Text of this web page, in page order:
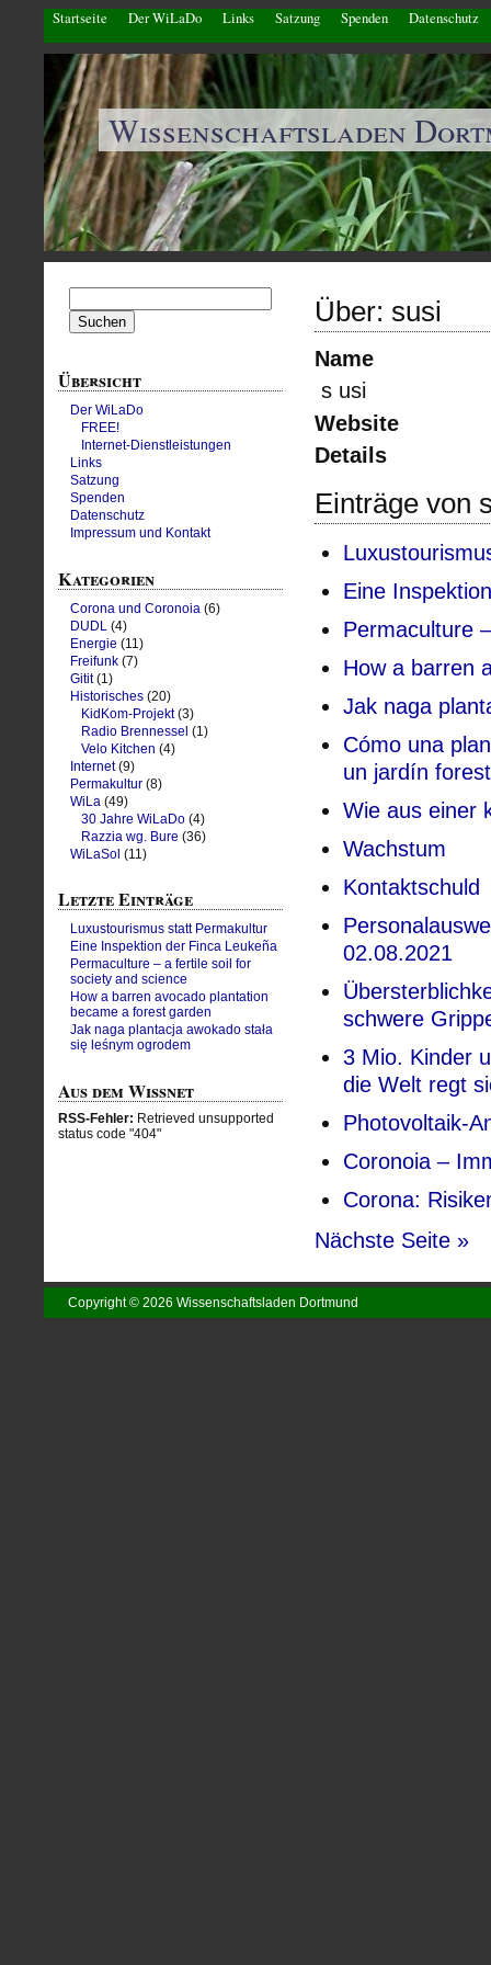
Startseite Der WiLaDo Links Satzung Spenden Datenschutz
Wissenschaftsladen
Über: susi
Name
s usi
Website
Details
Einträge von
Eine
Permaculture
How a barren
Jak naga
Cómo una
un jardín
Wie aus einer
Wachstum
Kontaktschuld
02.08.2021
schwere
3 Mio. Kinder
die Welt regt
Photovoltaik-
Coronoia –
Corona:
Nächste Seite »
nach:
Übersicht
Der WiLaDo
FREE!
Internet-Dienstleistungen
Links
Satzung
Spenden
Datenschutz
Impressum und Kontakt
Kategorien
Corona und Coronoia (6)
DUDL
(4)
Energie (11)
Freifunk(7)
Gitit(1)
Historisches(20)
KidKom-Projekt(3)
Radio Brennessel (1)
Velo Kitchen (4)
Internet(9)
Permakultur(8)
WiLa (49)
30 Jahre WiLaDo(4)
Razzia wg. Bure (36)
WiLaSol (11)
Letzte Einträge
Luxustourismus statt Permakultur
Eine Inspektion der Finca Leukeña
Permaculture – a fertile soil for
society and science
How a barren avocado plantation
became a forest garden
Jak naga plantacja awokado stała
się leśnym ogrodem
Aus dem Wissnet
RSS-Fehler: Retrieved unsupported
status code "404"
Copyright © 2026 Wissenschaftsladen Dortmund